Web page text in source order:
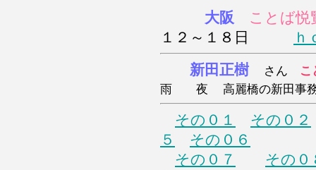
大阪
ことば悦
１２～１８日
ｈ
新田正樹
さん
こ
雨 夜
高麗橋の新田事
その０１
その０２
５
その０６
その０７
その０